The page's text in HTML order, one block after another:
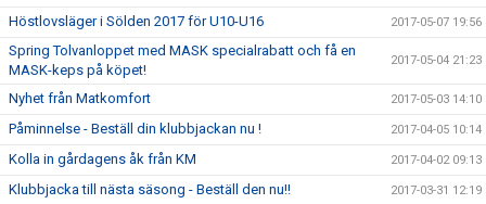
Höstlovsläger i Sölden 2017 för U10-U16 2017-05-07 19:56
Spring Tolvanloppet med MASK specialrabatt och få en
MASK-keps på köpet!
2017-05-04 21:23
Nyhet från Matkomfort 2017-05-03 14:10
Påminnelse - Beställ din klubbjackan nu ! 2017-04-05 10:14
Kolla in gårdagens åk från KM 2017-04-02 09:13
Klubbjacka till nästa säsong - Beställ den nu!! 2017-03-31 12:19